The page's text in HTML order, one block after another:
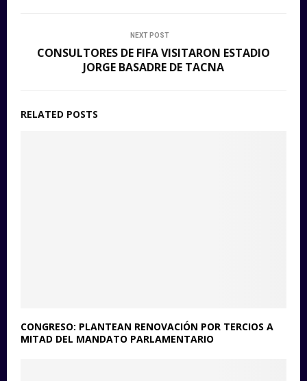
NEXT POST
CONSULTORES DE FIFA VISITARON ESTADIO
JORGE BASADRE DE TACNA
RELATED POSTS
CONGRESO: PLANTEAN RENOVACIÓN POR TERCIOS A
MITAD DEL MANDATO PARLAMENTARIO